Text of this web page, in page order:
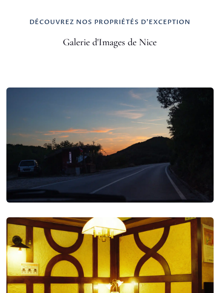
DÉCOUVREZ NOS PROPRIÉTÉS D'EXCEPTION
Galerie d'Images de Nice